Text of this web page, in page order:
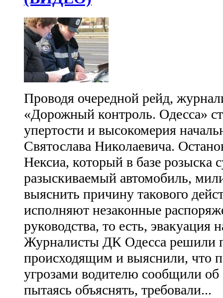
Проводя очередной рейд,
«Дорожный контроль. Одесса»
упертости и высокомерия
Святослава Николаевича.
Нексиа, который в базе розыска
разыскиваемый автомобиль,
выяснить причину такового
исполняют незаконные
руководства, то есть,
Журналисты ДК Одесса решили
происходящим и выяснили, что
угрозами водителю сообщили об
пытаясь объяснять, требовали...